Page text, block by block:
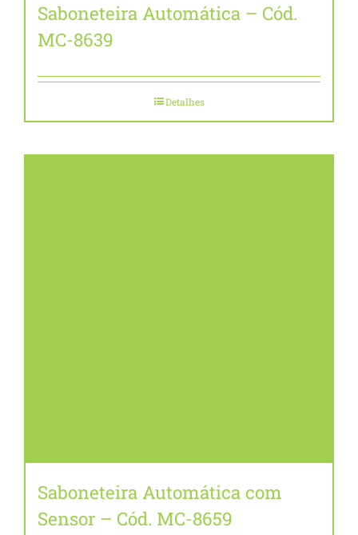
Saboneteira Automática – Cód.
MC-8639
Detalhes
Saboneteira Automática com
Sensor – Cód. MC-8659